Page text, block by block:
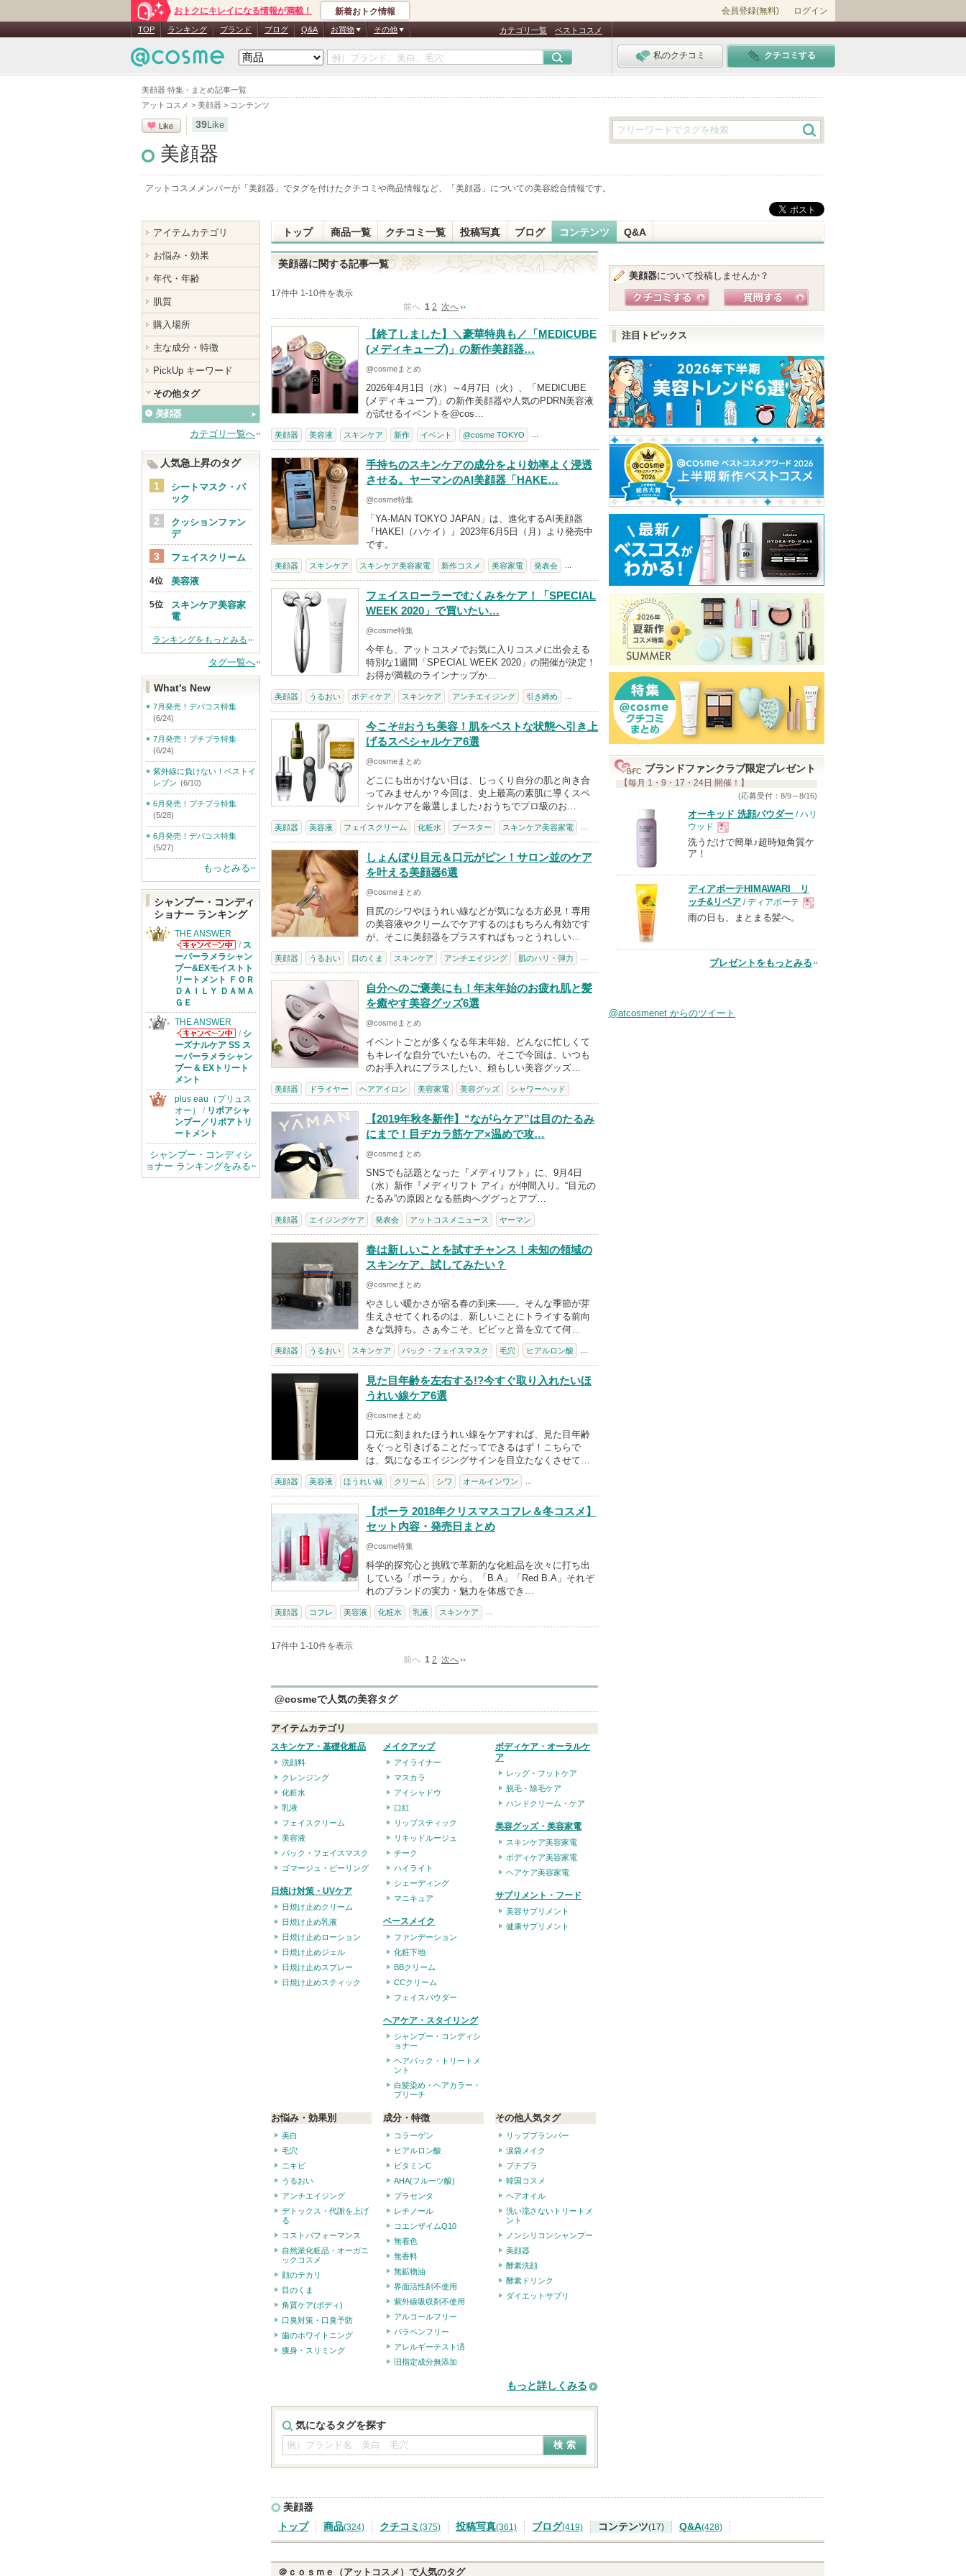
美顔器 特集・まとめ記事一覧
アットコスメ > 美顔器 > コンテンツ
おトクにキレイになる情報が満載！ 新着おトク情報 会員登録(無料) ログイン
TOP ランキング ブランド ブログ Q&A お買物 その他 カテゴリ一覧 ベストコスメ
私のクチコミ クチコミする
Like 39Like
美顔器
アットコスメメンバーが「 美顔器 」でタグを付けたクチコミや商品情報など、「 美顔器 」についての美容総合情報です。
トップ 商品一覧 クチコミ一覧 投稿写真 ブログ コンテンツ Q&A
美顔器に関する記事一覧
17件中 1-10件を表示
前へ 1 2 次へ
【終了しました】＼豪華特典も／「MEDICUBE
(メディキューブ)」の新作美顔器…
@cosmeまとめ
2026年4月1日（水）～4月7日（火）、「MEDICUBE
(メディキューブ)」の新作美顔器や人気のPDRN美容液
が試せるイベントを@cos…
美顔器 美容液 スキンケア 新作 イベント @cosme TOKYO
手持ちのスキンケアの成分をより効率よく浸透
させる。ヤーマンのAI美顔器「HAKE…
@cosme特集
「YA-MAN TOKYO JAPAN」は、進化するAI美顔器
『HAKEI（ハケイ）』2023年6月5日（月）より発売中
です。
美顔器 スキンケア スキンケア美容家電 新作コスメ 美容家電 発表会
フェイスローラーでむくみをケア！「SPECIAL
WEEK 2020」で買いたい…
@cosme特集
今年も、アットコスメでお気に入りコスメに出会える
特別な1週間「SPECIAL WEEK 2020」の開催が決定！
お得が満載のラインナップか…
美顔器 うるおい ボディケア スキンケア アンチエイジング 引き締め
今こそ#おうち美容！肌をベストな状態へ引き上
げるスペシャルケア6選
@cosmeまとめ
どこにも出かけない日は、じっくり自分の肌と向き合
ってみませんか？今回は、史上最高の素肌に導くスペ
シャルケアを厳選しました♪おうちでプロ級のお…
美顔器 美容液 フェイスクリーム 化粧水 ブースター スキンケア美容家電
しょんぼり目元＆口元がピン！サロン並のケア
を叶える美顔器6選
@cosmeまとめ
目尻のシワやほうれい線などが気になる方必見！専用
の美容液やクリームでケアするのはもちろん有効です
が、そこに美顔器をプラスすればもっとうれしい…
美顔器 うるおい 目のくま スキンケア アンチエイジング 肌のハリ・弾力
自分へのご褒美にも！年末年始のお疲れ肌と髪
を癒やす美容グッズ6選
@cosmeまとめ
イベントごとが多くなる年末年始、どんなに忙しくて
もキレイな自分でいたいもの。そこで今回は、いつも
のお手入れにプラスしたい、頼もしい美容グッズ…
美顔器 ドライヤー ヘアアイロン 美容家電 美容グッズ シャワーヘッド
【2019年秋冬新作】“ながらケア”は目のたるみ
にまで！目ヂカラ筋ケア×温めで攻…
@cosmeまとめ
SNSでも話題となった『メディリフト』に、9月4日
（水）新作『メディリフト アイ』が仲間入り。“目元の
たるみ”の原因となる筋肉へググっとアプ…
美顔器 エイジングケア 発表会 アットコスメニュース ヤーマン
春は新しいことを試すチャンス！未知の領域の
スキンケア、試してみたい？
@cosmeまとめ
やさしい暖かさが宿る春の到来――。そんな季節が芽
生えさせてくれるのは、新しいことにトライする前向
きな気持ち。さぁ今こそ、ビビッと音を立てて何…
美顔器 うるおい スキンケア パック・フェイスマスク 毛穴 ヒアルロン酸
見た目年齢を左右する!?今すぐ取り入れたいほ
うれい線ケア6選
@cosmeまとめ
口元に刻まれたほうれい線をケアすれば、見た目年齢
をぐっと引きげることだってできるはず！こちらで
は、気になるエイジングサインを目立たなくさせて…
美顔器 美容液 ほうれい線 クリーム シワ オールインワン
【ポーラ 2018年クリスマスコフレ＆冬コスメ】
セット内容・発売日まとめ
@cosme特集
科学的探究心と挑戦で革新的な化粧品を次々に打ち出
している「ポーラ」から、「B.A」「Red B.A」それぞ
れのブランドの実力・魅力を体感でき…
美顔器 コフレ 美容液 化粧水 乳液 スキンケア
17件中 1-10件を表示
前へ 1 2 次へ
@cosmeで人気の美容タグ
アイテムカテゴリ
スキンケア・基礎化粧品
洗顔料
クレンジング
化粧水
乳液
フェイスクリーム
美容液
パック・フェイスマスク
ゴマージュ・ピーリング
日焼け対策・UVケア
日焼け止めクリーム
日焼け止め乳液
日焼け止めローション
日焼け止めジェル
日焼け止めスプレー
日焼け止めスティック
メイクアップ
アイライナー
マスカラ
アイシャドウ
口紅
リップスティック
リキッドルージュ
チーク
ハイライト
シェーディング
マニキュア
ベースメイク
ファンデーション
化粧下地
BBクリーム
CCクリーム
フェイスパウダー
ヘアケア・スタイリング
シャンプー・コンディシ
ョナー
ヘアパック・トリートメ
ント
白髪染め・ヘアカラー・
ブリーチ
ボディケア・オーラルケ
ア
レッグ・フットケア
脱毛・除毛ケア
ハンドクリーム・ケア
美容グッズ・美容家電
スキンケア美容家電
ボディケア美容家電
ヘアケア美容家電
サプリメント・フード
美容サプリメント
健康サプリメント
お悩み・効果別
美白
毛穴
ニキビ
うるおい
アンチエイジング
デトックス・代謝を上げ
る
コストパフォーマンス
自然派化粧品・オーガニ
ックコスメ
顔のテカリ
目のくま
角質ケア(ボディ)
口臭対策・口臭予防
歯のホワイトニング
痩身・スリミング
成分・特徴
コラーゲン
ヒアルロン酸
ビタミンC
AHA(フルーツ酸)
プラセンタ
レチノール
コエンザイムQ10
無着色
無香料
無鉱物油
界面活性剤不使用
紫外線吸収剤不使用
アルコールフリー
パラベンフリー
アレルギーテスト済
旧指定成分無添加
その他人気タグ
リッププランパー
涙袋メイク
プチプラ
韓国コスメ
ヘアオイル
洗い流さないトリートメ
ント
ノンシリコンシャンプー
美顔器
酵素洗顔
酵素ドリンク
ダイエットサプリ
もっと詳しくみる
気になるタグを探す
美顔器について投稿しませんか？
注目トピックス
ブランドファンクラブ限定プレゼント
【毎月 1・9・17・24日 開催！】
(応募受付：8/9～8/16)
オーキッド 洗顔パウダー / ハリ
ウッド
現
品
洗うだけで簡単♪超時短角質ケ
ア！
ディアボーテHIMAWARI リ
ッチ&リペア / ディアボーテ
品
雨の日も、まとまる髪へ。
プレゼントをもっとみる
@atcosmenet からのツイート
美顔器
トップ
商品(324) クチコミ (375) 投稿写真(361) ブログ(419) コンテンツ(17) Q&A(428)
＠ｃｏｓｍｅ（アットコスメ）で人気のタグ
アイテムカテゴリ
お悩み・効果
年代・年齢
肌質
購入場所
主な成分・特徴
PickUp キーワード
その他タグ
美顔器
カテゴリ一覧へ
人気急上昇のタグ
シートマスク・パ
ック
クッションファン
デ
フェイスクリーム
美容液
スキンケア美容家
電
ランキングをもっとみる
タグ一覧へ
What's New
7月発売！デパコス特集
(6/24)
7月発売！プチプラ特集
(6/24)
紫外線に負けない！ベストイ
レブン (6/10)
6月発売！プチプラ特集
(5/28)
6月発売！デパコス特集
(5/27)
もっとみる
シャンプー・コンディ
ショナー ランキング
THE ANSWER
THE ANSWER
からのお知らせ
があります
/ ス
ーパーラメラシャン
プー&EXモイストト
リートメント ＦＯＲ
ＤＡＩＬＹ ＤＡＭＡ
ＧＥ
THE ANSWER
THE ANSWER
からのお知らせ
があります
/ シ
ーズナルケア SS ス
ーパーラメラシャン
プー & EXトリート
メント
plus eau（プリュス
オー）
/ リポアシャ
ンプー／リポアトリ
ートメント
シャンプー・コンディシ
ョナー ランキングをみる